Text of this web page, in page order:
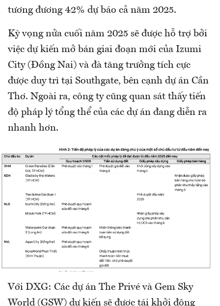
tương đương 42% dự báo cả năm 2025.
Kỳ vọng nửa cuối năm 2025 sẽ được hỗ trợ bởi
việc dự kiến mở bán giai đoạn mới của Izumi
City (Đồng Nai) và đà tăng trưởng tích cực
được duy trì tại Southgate, bên cạnh dự án Cần
Thơ. Ngoài ra, công ty cũng quan sát thấy tiến
độ pháp lý tổng thể của các dự án đang diễn ra
nhanh hơn.
Với DXG: Các dự án The Privé và Gem Sky
World (GSW) dự kiến sẽ được tái khởi động